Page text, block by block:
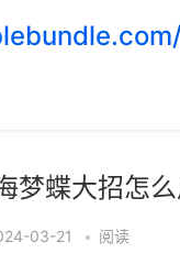
梦蝶大招怎么
03-21 • 阅读